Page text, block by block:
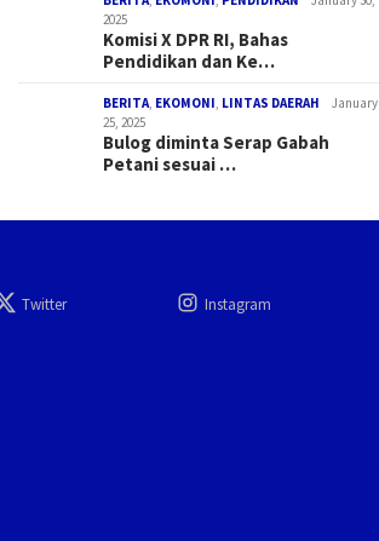
2025
Komisi X DPR RI, Bahas
Pendidikan dan Ke…
BERITA, EKOMONI, LINTAS DAERAH
January
25, 2025
Bulog diminta Serap Gabah
Petani sesuai …
Twitter
Instagram